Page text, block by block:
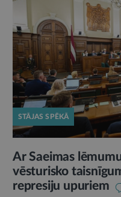
STĀJAS SPĒKĀ
Ar Saeimas
vēsturisko
represiju upuriem